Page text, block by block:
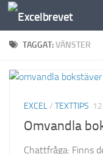
Under innehåll
TAGGAT:VÄNSTER
EXCEL/ TEXTTIPS
Omvandla
Chattfråga: Finns